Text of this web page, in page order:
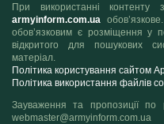
При використанні
armyinform.com.ua
обов’язковим є розміщення у
відкритого для пошукових
матеріал.
Політика користування сайтом
Політика використання файлів
Зауваження та пропозиції по
webmaster@armyinform.com.ua